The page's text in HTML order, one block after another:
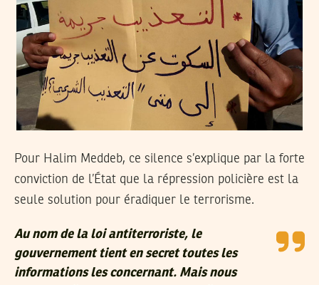
Pour Halim Meddeb, ce silence s’explique par la forte
conviction de l’État que la répression policière est la
seule solution pour éradiquer le terrorisme.
Au nom de la loi antiterroriste, le
gouvernement tient en secret toutes les
informations les concernant. Mais nous